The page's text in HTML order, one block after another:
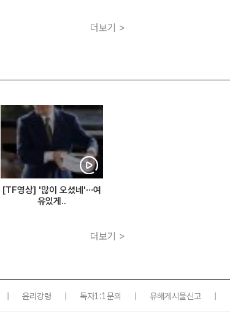
더보기 >
[TF영상] '많이 오셨네'…여
유있게..
더보기 >
윤리강령 독자1:1문의 유해게시물신고